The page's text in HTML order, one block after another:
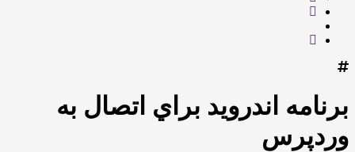
برنامه اندرويد براي اتصال به
وردپرس